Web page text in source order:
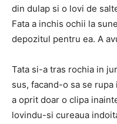
din dulap si o lovi de
Fata a inchis ochii la
depozitul pentru ea. A
Tata si-a tras rochia in
sus, facand-o sa se
a oprit doar o clipa
lovindu-si cureaua